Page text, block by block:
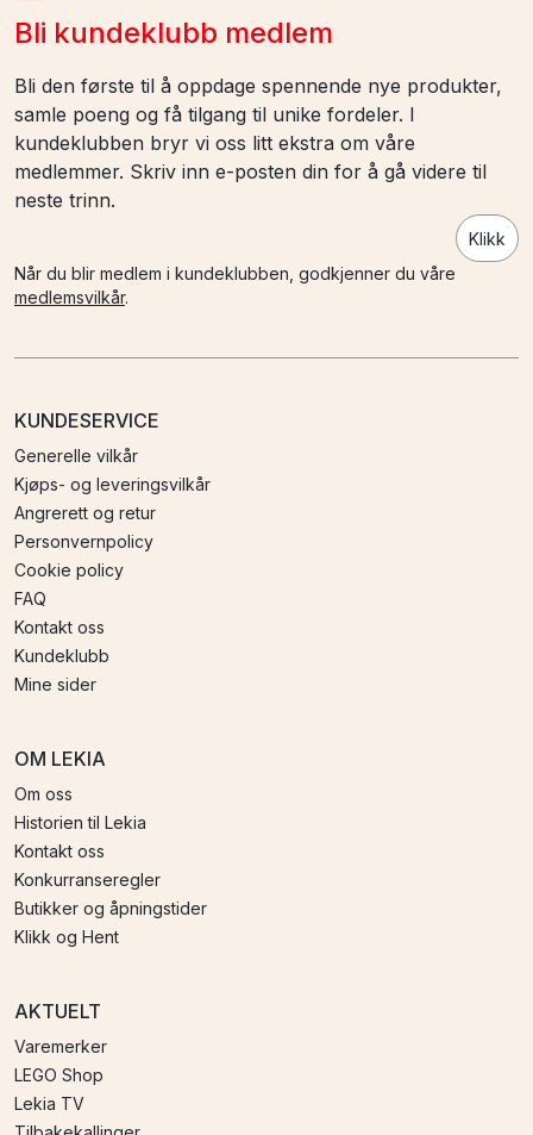
Bli kundeklubb medlem
Bli den første til å oppdage spennende nye produkter,
samle poeng og få tilgang til unike fordeler. I
kundeklubben bryr vi oss litt ekstra om våre
medlemmer. Skriv inn e-posten din for å gå videre til
neste trinn.
Klikk
Når du blir medlem i kundeklubben, godkjenner du våre
medlemsvilkår.
KUNDESERVICE
Generelle vilkår
Kjøps- og leveringsvilkår
Angrerett og retur
Personvernpolicy
Cookie policy
FAQ
Kontakt oss
Kundeklubb
Mine sider
OM LEKIA
Om oss
Historien til Lekia
Kontakt oss
Konkurranseregler
Butikker og åpningstider
Klikk og Hent
AKTUELT
Varemerker
LEGO Shop
Lekia TV